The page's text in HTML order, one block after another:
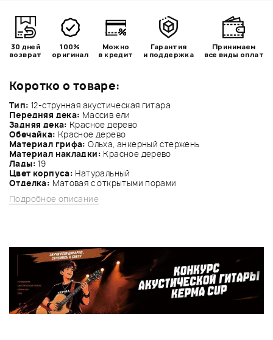
Коротко о товаре:
Тип: 12-струнная акустическая гитара
Передняя дека: Массив ели
Задняя дека: Красное дерево
Обечайка: Красное дерево
Материал грифа: Ольха, анкерный стержень
Материал накладки: Красное дерево
Лады:19
Цвет корпуса: Натуральный
Отделка: Матовая с открытыми порами
Подробное описание
30 дней
возврат
100%
оригинал
Можно
в кредит
Гарантия
и поддержка
Принимаем
все виды оплат